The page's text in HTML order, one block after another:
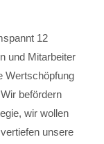
12
und Mitarbeiter
Wertschöpfung
befördern
wir wollen
unsere